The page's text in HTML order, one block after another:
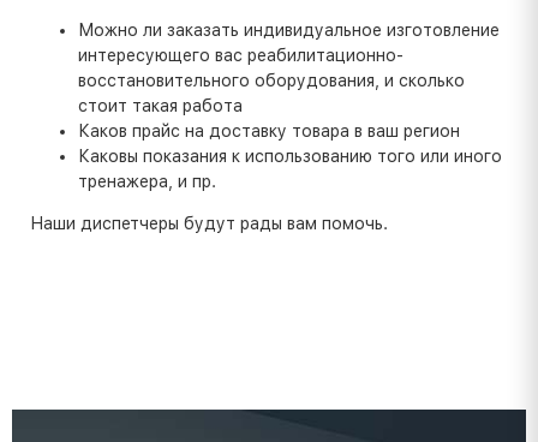
Можно ли заказать индивидуальное изготовление
интересующего вас реабилитационно-
восстановительного оборудования, и сколько
стоит такая работа
Каков прайс на доставку товара в ваш регион
Каковы показания к использованию того или иного
тренажера, и пр.
Наши диспетчеры будут рады вам помочь.